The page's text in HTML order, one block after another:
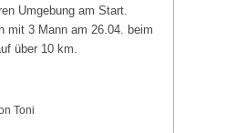
Umgebung am Start.
mit 3 Mann am 26.04. beim
über 10 km.
Toni